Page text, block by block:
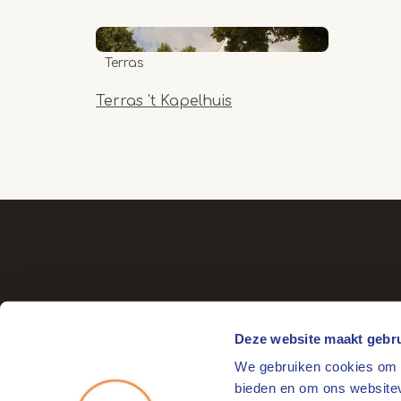
Deze website maakt
We gebruiken cookies
bieden en om ons
Terras 't Kapelhuis
Terras
Markt 17